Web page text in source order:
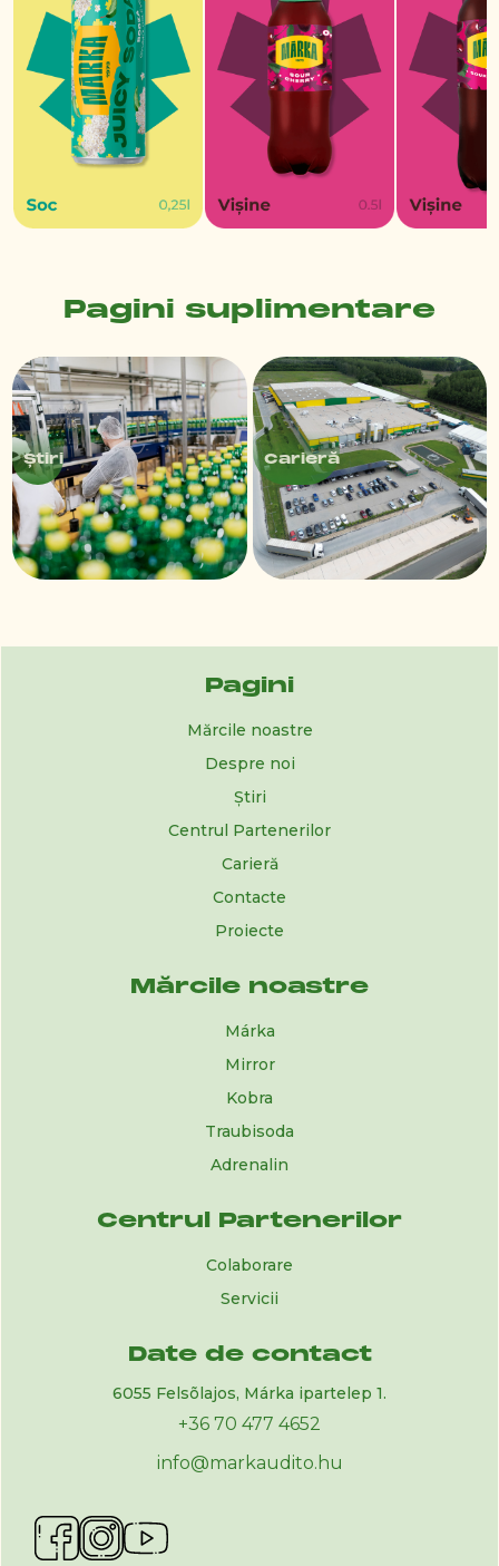
Pagini suplimentare
Știri Carieră
Pagini
Mărcile noastre
Despre noi
Știri
Centrul Partenerilor
Carieră
Contacte
Proiecte
Mărcile noastre
Márka
Mirror
Kobra
Traubisoda
Adrenalin
Centrul Partenerilor
Colaborare
Servicii
Date de contact
6055 Felsõlajos, Márka ipartelep 1.
+36 70 477 4652
info@markaudito.hu